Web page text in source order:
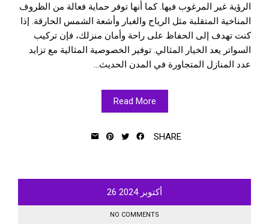
الرؤية غير المرغوب فيها. كما أنها توفر حماية فعالة من الظروف
المناخية المتقلبة مثل الرياح والغبار وأشعة الشمس الحارقة. إذا
كنت تهدف إلى الحفاظ على راحة وأمان منزلك، فإن تركيب
السواتر يعد الخيار المثالي. توفير الخصوصية المثالية مع تزايد
عدد المنازل المتجاورة في المدن الحديث...
Read More
SHARE
أكتوبر 26 2024
NO COMMENTS